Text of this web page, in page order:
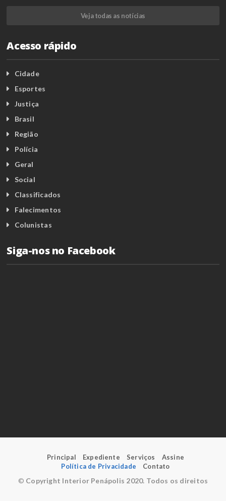
Veja todas as notícias
Acesso rápido
Cidade
Esportes
Justiça
Brasil
Região
Polícia
Geral
Social
Classificados
Falecimentos
Colunistas
Siga-nos no Facebook
Principal Expediente Serviços
Assine
Política de Privacidade
Contato
© Copyright Interior Penápolis 2020. Todos os direitos